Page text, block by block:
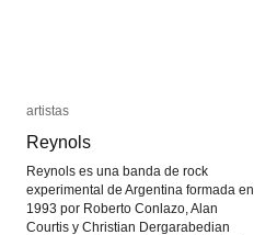
artistas
Reynols
Reynols es una banda de rock
experimental de Argentina formada en
1993 por Roberto Conlazo, Alan
Courtis y Christian Dergarabedian
artistas
Reynols